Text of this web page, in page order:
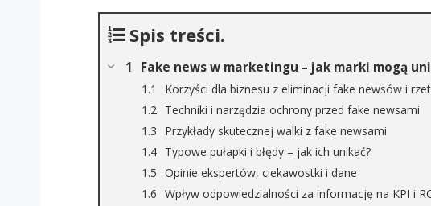
Spis treści.
Fake news w marketingu – jak marki mogą
Korzyści dla biznesu z eliminacji fake newsów i
Techniki i narzędzia ochrony przed fake newsami
Przykłady skutecznej walki z fake newsami
Typowe pułapki i błędy – jak ich unikać?
Opinie ekspertów, ciekawostki i dane
Wpływ odpowiedzialności za informację na KPI i